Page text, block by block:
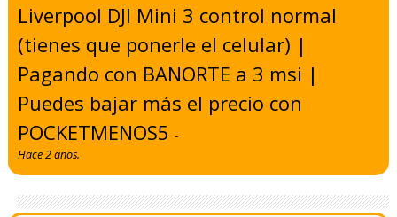
Liverpool DJI Mini 3 control normal
(tienes que ponerle el celular) |
Pagando con BANORTE a 3 msi |
Puedes bajar más el precio con
POCKETMENOS5-
Hace 2 años.